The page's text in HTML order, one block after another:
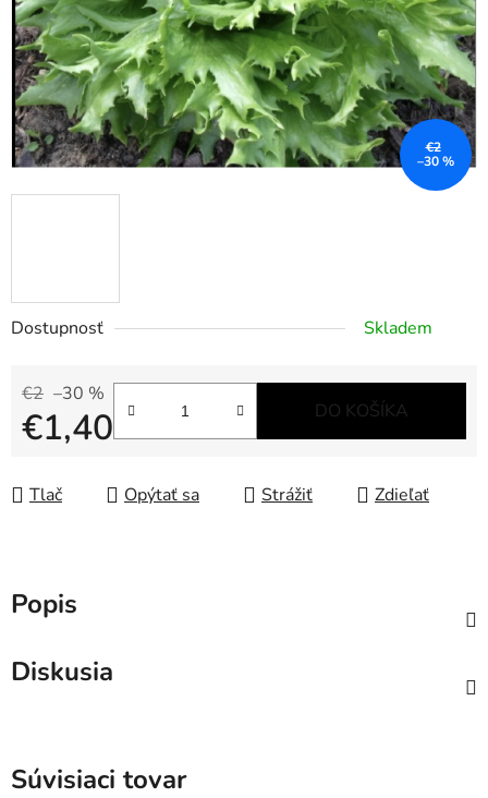
Dostupnosť Skladem
€2 –30 %
€1,40 DO KOŠÍKA
Tlač Opýtať sa Strážiť Zdieľať
€2
–30 %
Popis
Diskusia
Súvisiaci tovar